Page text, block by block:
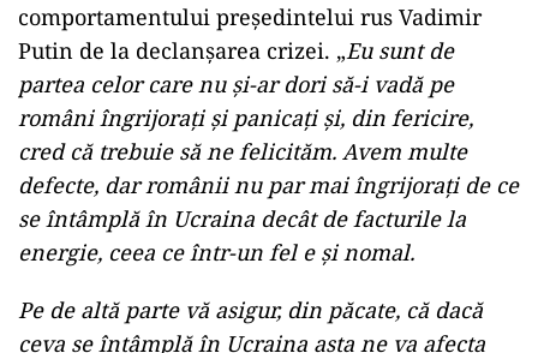
comportamentului președintelui rus Vadimir
Putin de la declanșarea crizei. „Eu sunt de
partea celor care nu și-ar dori să-i vadă pe
români îngrijorați și panicați și, din fericire,
cred că trebuie să ne felicităm. Avem multe
defecte, dar românii nu par mai îngrijorați de ce
se întâmplă în Ucraina decât de facturile la
energie, ceea ce într-un fel e și nomal.
Pe de altă parte vă asigur, din păcate, că dacă
ceva se întâmplă în Ucraina asta ne va afecta